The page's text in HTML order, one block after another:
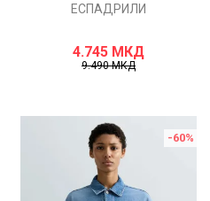
ЕСПАДРИЛИ
4.745 МКД
9.490МКД
-60%